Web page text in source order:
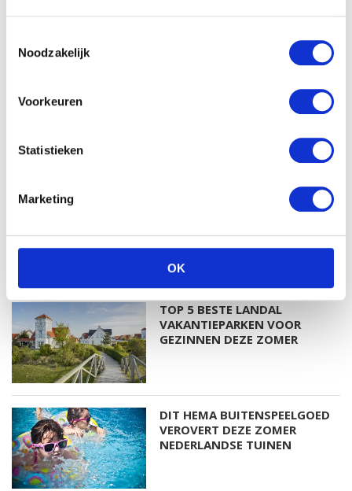
Noodzakelijk
Voorkeuren
Statistieken
Marketing
OK
VAN TRADITIONELE GIPSBUIK NAAR MODERN
MEER LIFESTYLE
TOP 5 BESTE LANDAL
VAKANTIEPARKEN VOOR
GEZINNEN DEZE ZOMER
DIT HEMA BUITENSPEELGOED
VEROVERT DEZE ZOMER
NEDERLANDSE TUINEN